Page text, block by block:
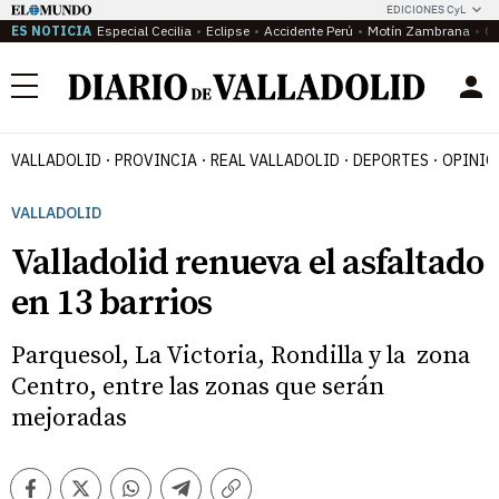
EDICIONES CyL
ES NOTICIA Especial Cecilia Eclipse Accidente Perú Motín Zambrana
Menú
VALLADOLID PROVINCIA REAL VALLADOLID DEPORTES
VALLADOLID
Valladolid renueva el asfaltado
en 13 barrios
Parquesol, La Victoria, Rondilla y la zona
Centro, entre las zonas que serán
mejoradas